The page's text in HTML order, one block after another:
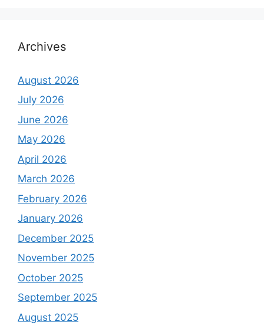
Archives
August 2026
July 2026
June 2026
May 2026
April 2026
March 2026
February 2026
January 2026
December 2025
November 2025
October 2025
September 2025
August 2025